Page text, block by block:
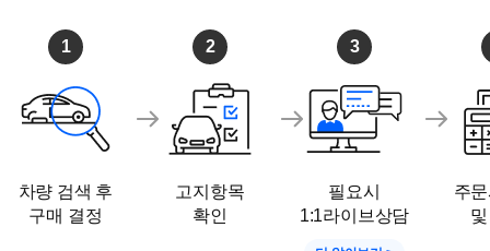
1
차량 검색 후
구매 결정
2
고지항목
확인
3
필요시
1:1라이브상담
주